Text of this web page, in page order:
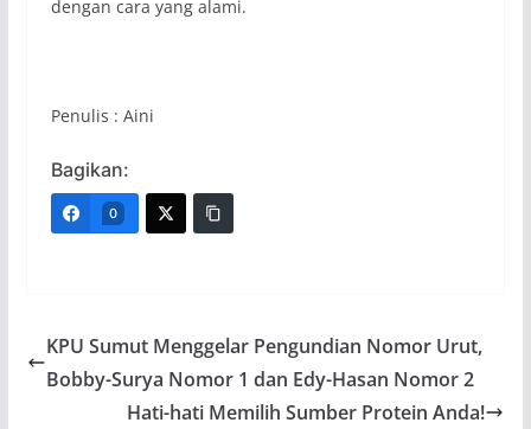
dengan cara yang alami.
Penulis : Aini
Bagikan:
0
KPU Sumut Menggelar Pengundian Nomor Urut,
Bobby-Surya Nomor 1 dan Edy-Hasan Nomor 2
Hati-hati Memilih Sumber Protein Anda!